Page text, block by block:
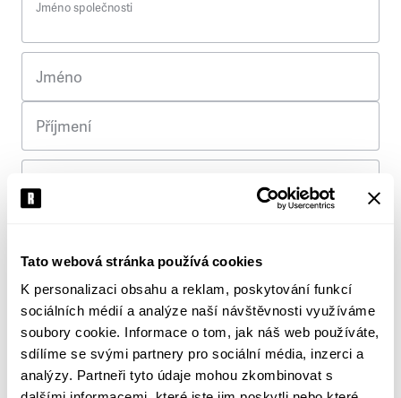
Tato webová stránka používá cookies
K personalizaci obsahu a reklam, poskytování funkcí
sociálních médií a analýze naší návštěvnosti využíváme
soubory cookie. Informace o tom, jak náš web používáte,
sdílíme se svými partnery pro sociální média, inzerci a
analýzy. Partneři tyto údaje mohou zkombinovat s
Jméno společnosti
Jméno
Příjmení
Ulice
Město
PSČ
Stát